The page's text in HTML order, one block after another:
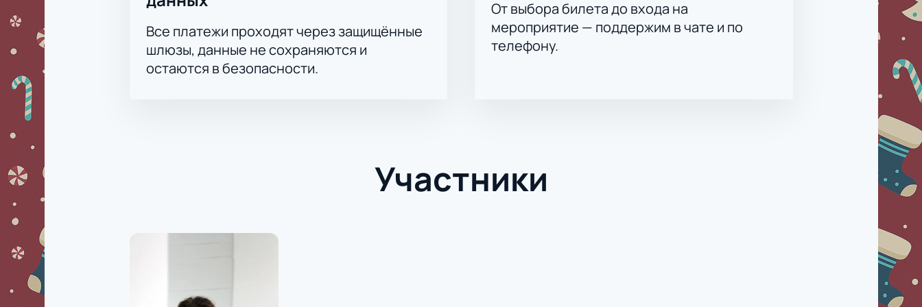
Раннее бронирование лучших мест
Поддержка корпоративных клиентов при массовых заказах
Консультация по телефону или через сайт
Купите билетызаранее — лучшие места исчезают быстро!
Все платежи проходят через защищённые
шлюзы, данные не сохраняются и
остаются в безопасности.
От выбора билета до входа на
мероприятие — поддержим в чате и по
телефону.
Участники